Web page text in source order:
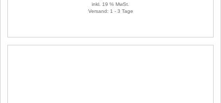
inkl. 19 % MwSt.
Versand: 1 - 3 Tage